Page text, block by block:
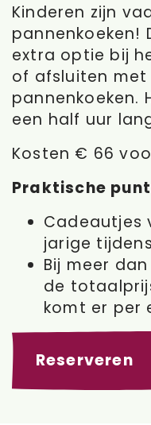
Kinderen zijn
pannenkoeken!
extra optie bij
of afsluiten
pannenkoeken.
een half uur
Kosten € 66
Praktische
Cadeautjes
jarige
Bij meer
de
komt er per
Reserveren